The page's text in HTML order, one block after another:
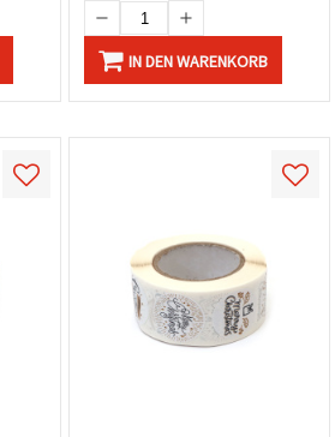
IN DEN WARENKORB